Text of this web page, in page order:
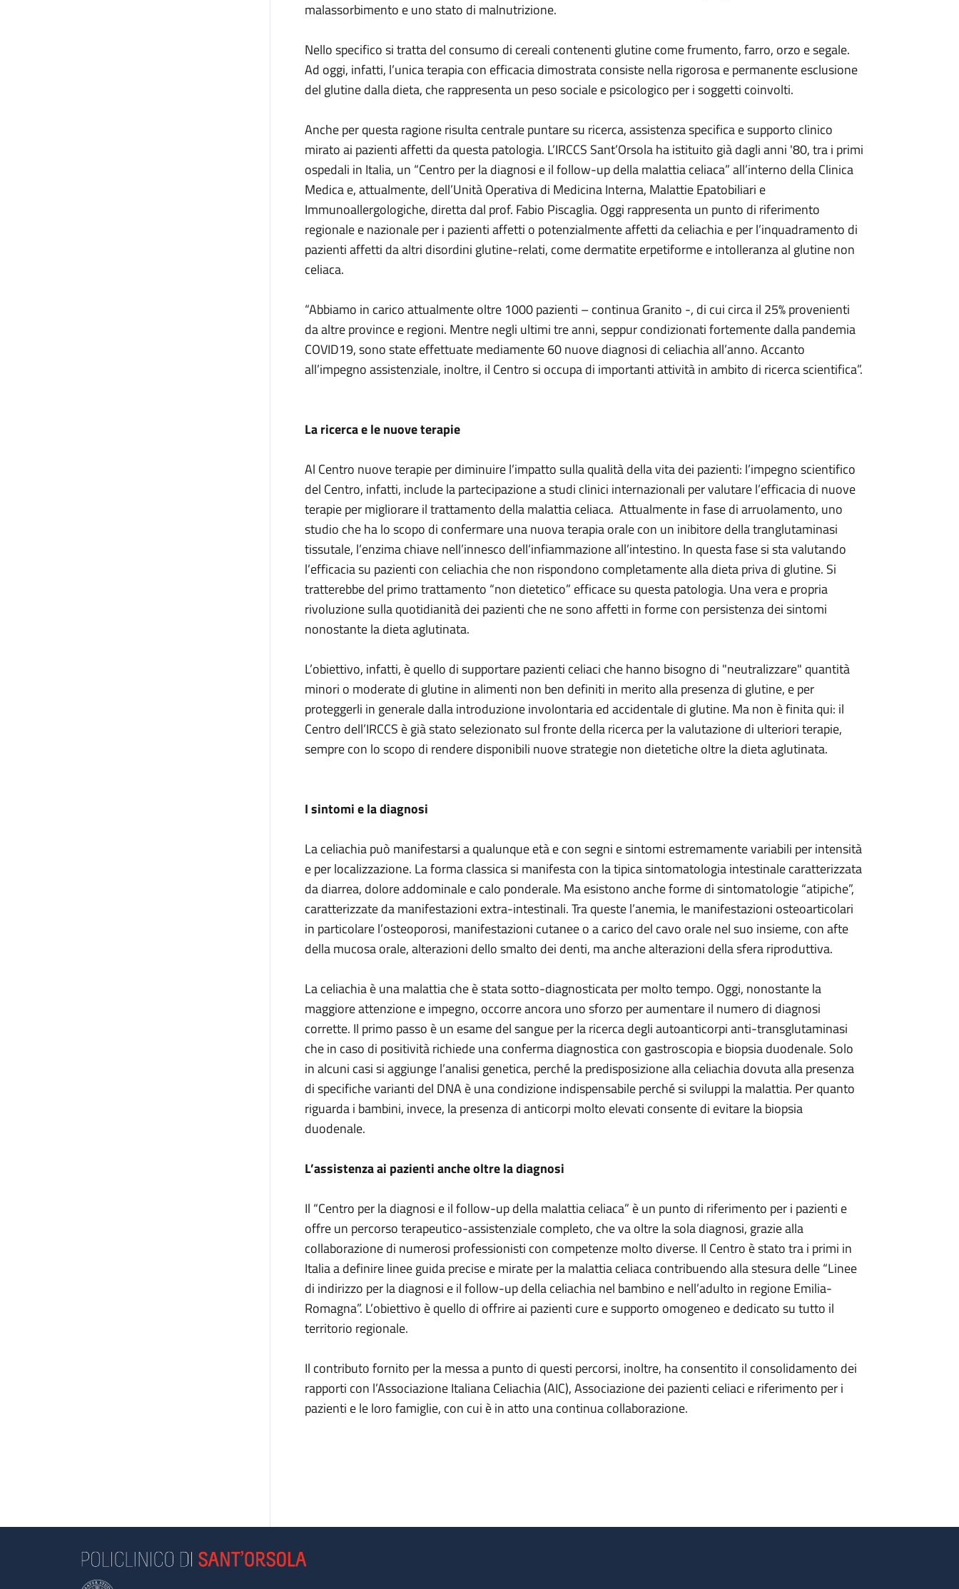
malassorbimento e uno stato di malnutrizione.
Nello specifico si tratta del consumo di cereali contenenti glutine come frumento, farro, orzo e segale.
Ad oggi, infatti, l’unica terapia con efficacia dimostrata consiste nella rigorosa e permanente esclusione
del glutine dalla dieta, che rappresenta un peso sociale e psicologico per i soggetti coinvolti.
Anche per questa ragione risulta centrale puntare su ricerca, assistenza specifica e supporto clinico
mirato ai pazienti affetti da questa patologia. L’IRCCS Sant’Orsola ha istituito già dagli anni '80, tra i primi
ospedali in Italia, un “Centro per la diagnosi e il follow-up della malattia celiaca” all’interno della Clinica
Medica e, attualmente, dell’Unità Operativa di Medicina Interna, Malattie Epatobiliari e
Immunoallergologiche, diretta dal prof. Fabio Piscaglia. Oggi rappresenta un punto di riferimento
regionale e nazionale per i pazienti affetti o potenzialmente affetti da celiachia e per l’inquadramento di
pazienti affetti da altri disordini glutine-relati, come dermatite erpetiforme e intolleranza al glutine non
celiaca.
“Abbiamo in carico attualmente oltre 1000 pazienti – continua Granito -, di cui circa il 25% provenienti
da altre province e regioni. Mentre negli ultimi tre anni, seppur condizionati fortemente dalla pandemia
COVID19, sono state effettuate mediamente 60 nuove diagnosi di celiachia all’anno. Accanto
all’impegno assistenziale, inoltre, il Centro si occupa di importanti attività in ambito di ricerca scientifica”.
La ricerca e le nuove terapie
Al Centro nuove terapie per diminuire l’impatto sulla qualità della vita dei pazienti: l’impegno scientifico
del Centro, infatti, include la partecipazione a studi clinici internazionali per valutare l’efficacia di nuove
terapie per migliorare il trattamento della malattia celiaca. Attualmente in fase di arruolamento, uno
studio che ha lo scopo di confermare una nuova terapia orale con un inibitore della tranglutaminasi
tissutale, l’enzima chiave nell’innesco dell’infiammazione all’intestino. In questa fase si sta valutando
l’efficacia su pazienti con celiachia che non rispondono completamente alla dieta priva di glutine. Si
tratterebbe del primo trattamento “non dietetico” efficace su questa patologia. Una vera e propria
rivoluzione sulla quotidianità dei pazienti che ne sono affetti in forme con persistenza dei sintomi
nonostante la dieta aglutinata.
L’obiettivo, infatti, è quello di supportare pazienti celiaci che hanno bisogno di "neutralizzare" quantità
minori o moderate di glutine in alimenti non ben definiti in merito alla presenza di glutine, e per
proteggerli in generale dalla introduzione involontaria ed accidentale di glutine. Ma non è finita qui: il
Centro dell’IRCCS è già stato selezionato sul fronte della ricerca per la valutazione di ulteriori terapie,
sempre con lo scopo di rendere disponibili nuove strategie non dietetiche oltre la dieta aglutinata.
I sintomi e la diagnosi
La celiachia può manifestarsi a qualunque età e con segni e sintomi estremamente variabili per intensità
e per localizzazione. La forma classica si manifesta con la tipica sintomatologia intestinale caratterizzata
da diarrea, dolore addominale e calo ponderale. Ma esistono anche forme di sintomatologie “atipiche”,
caratterizzate da manifestazioni extra-intestinali. Tra queste l’anemia, le manifestazioni osteoarticolari
in particolare l’osteoporosi, manifestazioni cutanee o a carico del cavo orale nel suo insieme, con afte
della mucosa orale, alterazioni dello smalto dei denti, ma anche alterazioni della sfera riproduttiva.
La celiachia è una malattia che è stata sotto-diagnosticata per molto tempo. Oggi, nonostante la
maggiore attenzione e impegno, occorre ancora uno sforzo per aumentare il numero di diagnosi
corrette. Il primo passo è un esame del sangue per la ricerca degli autoanticorpi anti-transglutaminasi
che in caso di positività richiede una conferma diagnostica con gastroscopia e biopsia duodenale. Solo
in alcuni casi si aggiunge l’analisi genetica, perché la predisposizione alla celiachia dovuta alla presenza
di specifiche varianti del DNA è una condizione indispensabile perché si sviluppi la malattia. Per quanto
riguarda i bambini, invece, la presenza di anticorpi molto elevati consente di evitare la biopsia
duodenale.
L’assistenza ai pazienti anche oltre la diagnosi
Il “Centro per la diagnosi e il follow-up della malattia celiaca” è un punto di riferimento per i pazienti e
offre un percorso terapeutico-assistenziale completo, che va oltre la sola diagnosi, grazie alla
collaborazione di numerosi professionisti con competenze molto diverse. Il Centro è stato tra i primi in
Italia a definire linee guida precise e mirate per la malattia celiaca contribuendo alla stesura delle “Linee
di indirizzo per la diagnosi e il follow-up della celiachia nel bambino e nell’adulto in regione Emilia-
Romagna”. L’obiettivo è quello di offrire ai pazienti cure e supporto omogeneo e dedicato su tutto il
territorio regionale.
Il contributo fornito per la messa a punto di questi percorsi, inoltre, ha consentito il consolidamento dei
rapporti con l’Associazione Italiana Celiachia (AIC), Associazione dei pazienti celiaci e riferimento per i
pazienti e le loro famiglie, con cui è in atto una continua collaborazione.